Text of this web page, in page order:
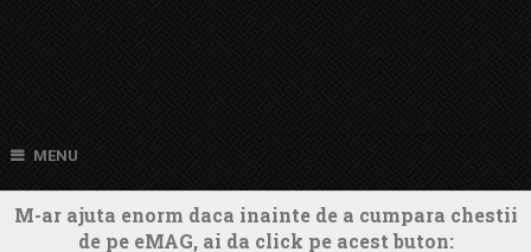
MENU
M-ar ajuta enorm daca inainte de a cumpara chestii
de pe eMAG, ai da click pe acest buton: